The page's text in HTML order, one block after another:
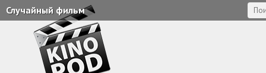
Случайный фильм